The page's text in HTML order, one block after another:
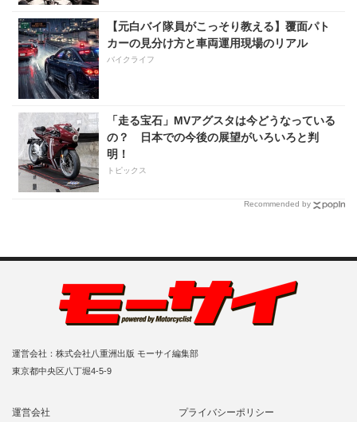
【元白バイ隊員がこっそり教える】覆面パト
カーの見分け方と車両運用現場のリアル
バイクライフ
「走る宝石」MVアグスタは今どうなっている
の？ 日本での今後の展望がいろいろと判
明！
トピックス
Recommended by
運営会社：株式会社八重洲出版 モーサイ編集部
東京都中央区八丁堀4-5-9
運営会社
プライバシーポリシー